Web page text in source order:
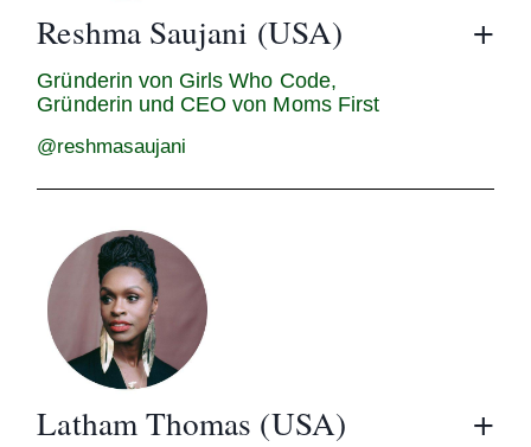
Reshma Saujani (USA)
Gründerin von Girls Who Code,
Gründerin und CEO von Moms First
@reshmasaujani
Latham Thomas (USA)